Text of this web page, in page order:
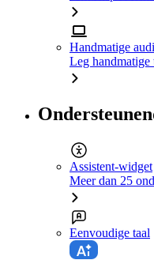
Handmatige
Leg
Assistent-widget
Meer dan 25
Eenvoudige taal